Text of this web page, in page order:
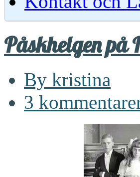
Påskhelgen på
By kristina
3